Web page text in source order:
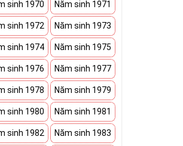
sinh 1970 Năm sinh 1971
sinh 1972 Năm sinh 1973
sinh 1974 Năm sinh 1975
sinh 1976 Năm sinh 1977
sinh 1978 Năm sinh 1979
sinh 1980 Năm sinh 1981
sinh 1982 Năm sinh 1983